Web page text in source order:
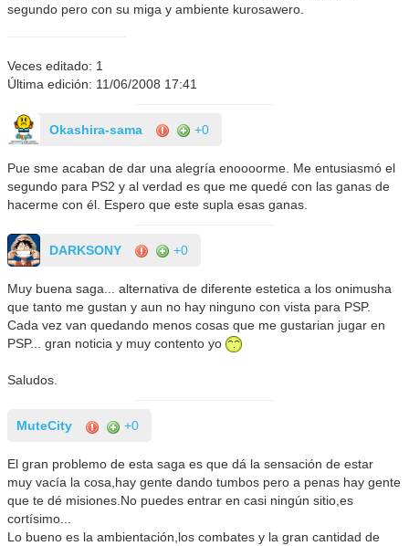
segundo pero con su miga y ambiente kurosawero.
Veces editado: 1
Última edición: 11/06/2008 17:41
Okashira-sama +0
Pue sme acaban de dar una alegría enoooorme. Me entusiasmó el
segundo para PS2 y al verdad es que me quedé con las ganas de
hacerme con él. Espero que este supla esas ganas.
DARKSONY +0
Muy buena saga... alternativa de diferente estetica a los onimusha
que tanto me gustan y aun no hay ninguno con vista para PSP.
Cada vez van quedando menos cosas que me gustarian jugar en
PSP... gran noticia y muy contento yo
Saludos.
MuteCity +0
El gran problemo de esta saga es que dá la sensación de estar
muy vacía la cosa,hay gente dando tumbos pero a penas hay gente
que te dé misiones.No puedes entrar en casi ningún sitio,es
cortísimo...
Lo bueno es la ambientación,los combates y la gran cantidad de